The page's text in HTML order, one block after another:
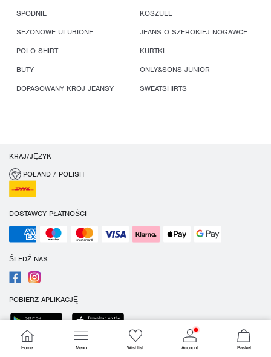
SPODNIE
KOSZULE
SEZONOWE ULUBIONE
JEANS O SZEROKIEJ NOGAWCE
POLO SHIRT
KURTKI
BUTY
ONLY&SONS JUNIOR
DOPASOWANY KRÓJ JEANSY
SWEATSHIRTS
KRAJ/JĘZYK
POLAND / POLISH
DOSTAWCY PŁATNOŚCI
ŚLEDŹ NAS
POBIERZ APLIKACJĘ
Ciasteczka
Home Menu Wishlist Account Basket